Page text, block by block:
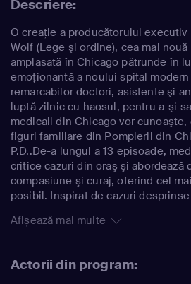
Descriere:
O creaţie a producătorului executiv
Wolf (Lege şi ordine), cea mai
amplasată în Chicago pătrunde în
emoţionantă a noului spital
remarcabilor doctori, asistente şi
luptă zilnic cu haosul, pentru a-şi
medicali din Chicago vor
figuri familiare din Pompierii din
P.D..De-a lungul a 13 episoade,
critice cazuri din oraş şi abordează
compasiune şi curaj, oferind cel
posibil. Inspirat de cazuri
descoperiri medicale cu poveştile
Afișează mai multe
Actorii din program: